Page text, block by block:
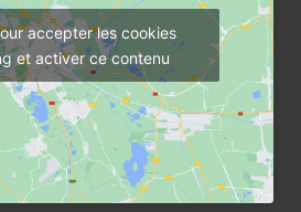
accepter les cookies
et activer ce contenu